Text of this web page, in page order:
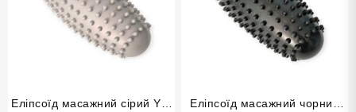
Еліпсоїд масажний сірий YJ-
Еліпсоїд масажний чорний